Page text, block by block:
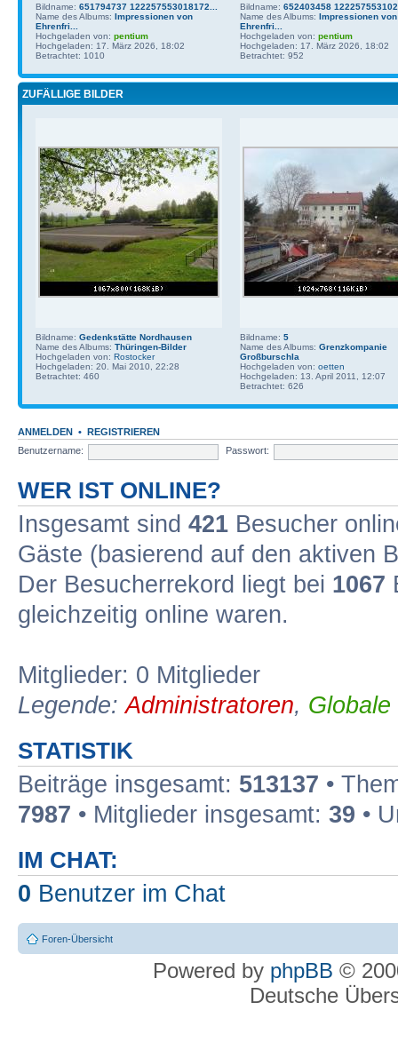
Bildname: 651794737 122257553018172...
Name des Albums: Impressionen von
Ehrenfri...
Hochgeladen von: pentium
Hochgeladen: 17. März 2026, 18:02
Betrachtet: 1010
Bildname: 652403458
Name des Albums: Impressionen von
Ehrenfri...
Hochgeladen von: pentium
Hochgeladen: 17. März 2026, 18:02
Betrachtet: 952
ZUFÄLLIGE BILDER
Bildname: Gedenkstätte Nordhausen
Name des Albums: Thüringen-Bilder
Hochgeladen von: Rostocker
Hochgeladen: 20. Mai 2010, 22:28
Betrachtet: 460
Bildname: 5
Name des Albums: Grenzkompanie
Großburschla
Hochgeladen von: oetten
Hochgeladen: 13. April 2011, 12:07
Betrachtet: 626
ANMELDEN • REGISTRIEREN
Benutzername:
Passwort:
WER IST ONLINE?
Insgesamt sind 421 Besucher
Gäste (basierend auf den aktiven
Der Besucherrekord liegt bei 1067
gleichzeitig online waren.
Mitglieder: 0 Mitglieder
Legende:Administratoren,
STATISTIK
Beiträge insgesamt: 513137 •
7987 • Mitglieder insgesamt: 39 •
IM CHAT:
0 Benutzer im Chat
Foren-Übersicht
Powered by phpBB ©
Deutsche